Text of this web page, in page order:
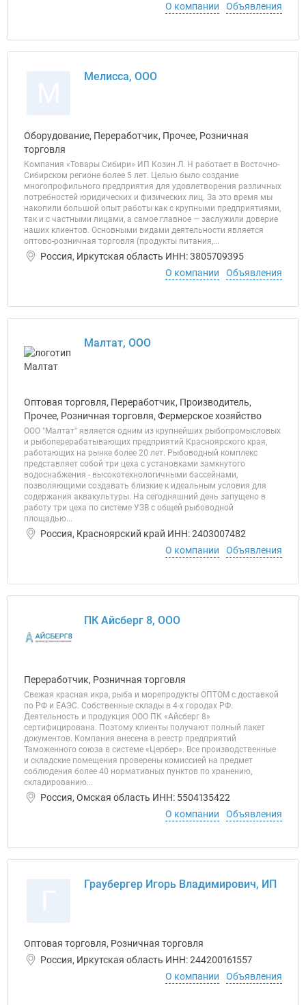
О компании
Объявления
Мелисса, ООО
Оборудование, Переработчик, Прочее, Розничная
торговля
Компания «Товары Сибири» ИП Козин Л. Н работает в Восточно-
Сибирском регионе более 5 лет. Целью было создание
многопрофильного предприятия для удовлетворения различных
потребностей юридических и физических лиц. За это время мы
накопили большой опыт работы как с крупными предприятиями,
так и с частными лицами, а самое главное — заслужили доверие
наших клиентов. Основными видами деятельности является
оптово-розничная торговля (продукты питания,...
Россия, Иркутская область ИНН: 3805709395
О компании
Объявления
Малтат, ООО
Оптовая торговля, Переработчик, Производитель,
Прочее, Розничная торговля, Фермерское хозяйство
ООО "Малтат" является одним из крупнейших рыбопромысловых
и рыбоперерабатывающих предприятий Красноярского края,
работающих на рынке более 20 лет. Рыбоводный комплекс
представляет собой три цеха с установками замкнутого
водоснабжения - высокотехнологичными бассейнами,
позволяющими создавать близкие к идеальным условия для
содержания аквакультуры. На сегодняшний день запущено в
работу три цеха по системе УЗВ с общей рыбоводной
площадью...
Россия, Красноярский край ИНН: 2403007482
О компании
Объявления
ПК Айсберг 8, ООО
Переработчик, Розничная торговля
Свежая красная икра, рыба и морепродукты ОПТОМ с доставкой
по РФ и ЕАЭС. Собственные склады в 4-х городах РФ.
Деятельность и продукция ООО ПК «Айсберг 8»
сертифицирована. Поэтому клиенты получают полный пакет
документов. Компания внесена в реестр предприятий
Таможенного союза в системе «Цербер». Все производственные
и складские помещения проверены комиссией на предмет
соблюдения более 40 нормативных пунктов по хранению,
складированию...
Россия, Омская область ИНН: 5504135422
О компании
Объявления
Граубергер Игорь Владимирович, ИП
Оптовая торговля, Розничная торговля
Россия, Иркутская область ИНН: 244200161557
О компании
Объявления